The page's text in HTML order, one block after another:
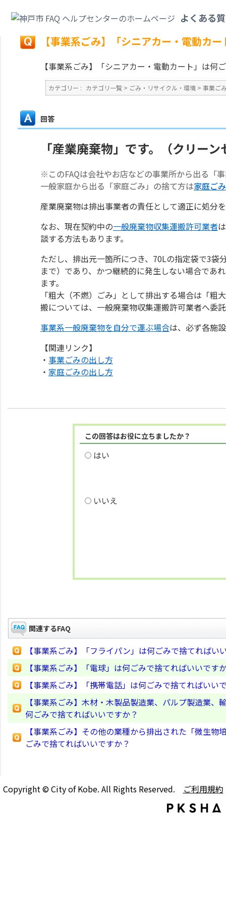
よくある
戻る
【事業系ごみ】「シニアカー・電動カ
【事業系ごみ】「シニアカー・電動カート」は何
カテゴリー : カテゴリ一覧 > ごみ・リサイクル・環境 > 事業ご
回答
「産業廃棄物」です。（クリー
※このFAQは会社やお店などの事業所から出る「
一般家庭から出る「家庭ごみ」の捨て方は家庭ご
産業廃棄物は排出事業者の責任として適正に処分
なお、現在契約中の一般廃棄物収集運搬許可業者
談する方法もあります。
ただし、排出元一箇所につき、70Lの指定袋で3
まで）であり、かつ継続的に発生しない場合であ
ます。
「粗大（不燃）ごみ」として排出する場合は「
搬については、一般廃棄物収集運搬許可業者へ委
事業系一般廃棄物を自分で運ぶ場合は、必ず各施
【関連リンク】
・ 事業ごみの出し方
・ 家庭ごみの出し方
この回答はお役に立ちましたか？
はい
いいえ
関連するFAQ
【事業系ごみ】「フライパン」は何ごみで捨てればい
【事業系ごみ】「電球」は何ごみで捨てればいいです
【事業系ごみ】「携帯電話」は何ごみで捨てればいい
【事業系ごみ】木材・木製品製造業、パルプ製造業
何ごみで捨てればいいですか？
【事業系ごみ】その他の業種から排出された「微生
ごみで捨てればいいですか？
Copyright © City of Kobe. All Rights Reserved. ご利用規約